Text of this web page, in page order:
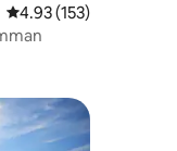
Calificación promedio:
4.93 (153)